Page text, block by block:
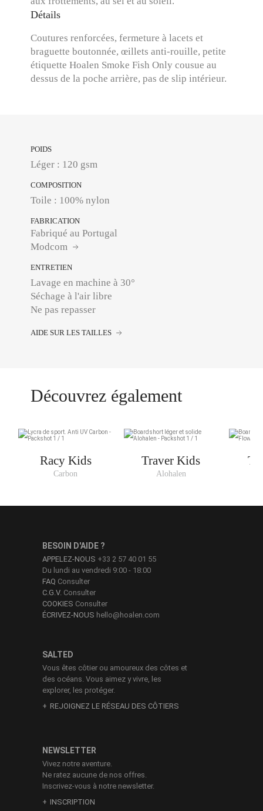
Détails
Coutures renforcées, fermeture à lacets et
braguette boutonnée, œillets anti-rouille, petite
étiquette Hoalen Smoke Fish Only cousue au
dessus de la poche arrière, pas de slip intérieur.
POIDS
Léger : 120 gsm
COMPOSITION
Toile : 100% nylon
FABRICATION
Fabriqué au Portugal
Modcom
ENTRETIEN
Lavage en machine à 30°
Séchage à l'air libre
Ne pas repasser
AIDE SUR LES TAILLES
Découvrez également
Racy Kids
Carbon
Traver Kids
Alohalen
SALTED
Vous êtes côtier ou amoureux des côtes et
des océans. Vous aimez y vivre, les
explorer, les protéger.
REJOIGNEZ LE RÉSEAU DES CÔTIERS
BESOIN D'AIDE ?
APPELEZ-NOUS +33 2 57 40 01 55
Du lundi au vendredi 9:00 - 18:00
FAQ Consulter
C.G.V. Consulter
COOKIES Consulter
ÉCRIVEZ-NOUS hello@hoalen.com
NEWSLETTER
Vivez notre aventure.
Ne ratez aucune de nos offres.
Inscrivez-vous à notre newsletter.
INSCRIPTION